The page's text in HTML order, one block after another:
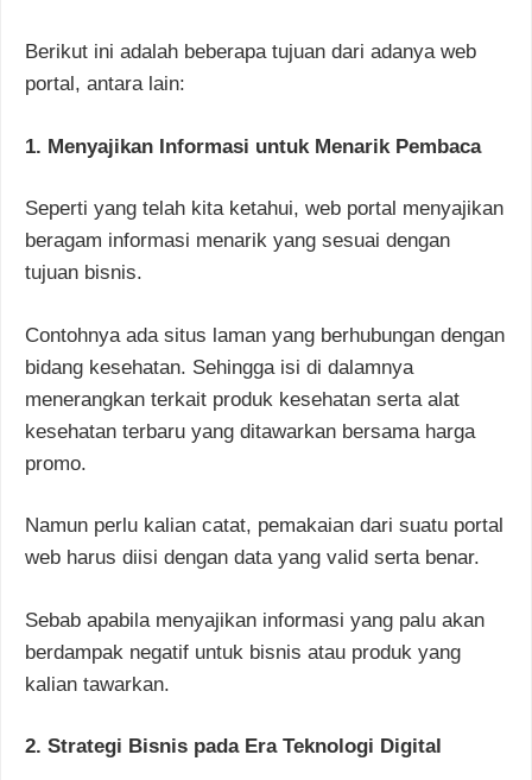
Berikut ini adalah beberapa tujuan dari adanya web
portal, antara lain:
1. Menyajikan Informasi untuk Menarik Pembaca
Seperti yang telah kita ketahui, web portal menyajikan
beragam informasi menarik yang sesuai dengan
tujuan bisnis.
Contohnya ada situs laman yang berhubungan dengan
bidang kesehatan. Sehingga isi di dalamnya
menerangkan terkait produk kesehatan serta alat
kesehatan terbaru yang ditawarkan bersama harga
promo.
Namun perlu kalian catat, pemakaian dari suatu portal
web harus diisi dengan data yang valid serta benar.
Sebab apabila menyajikan informasi yang palu akan
berdampak negatif untuk bisnis atau produk yang
kalian tawarkan.
2. Strategi Bisnis pada Era Teknologi Digital